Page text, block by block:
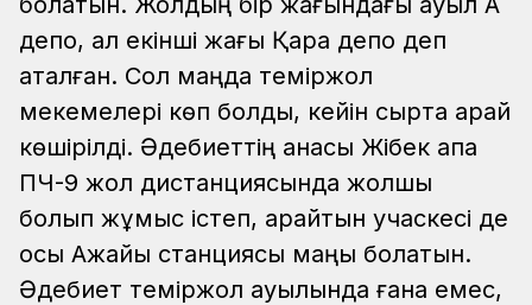
депо, ал екінші жағы Қара депо деп
аталған. Сол маңда теміржол
мекемелері көп болды, кейін сыртқа қарай
көшірілді. Әдебиеттің анасы Жібек апа
ПЧ-9 жол дистанциясында жолшы
болып жұмыс істеп, қарайтын учаскесі де
осы Ақжайық станциясы маңы болатын.
Әдебиет теміржол ауылында ғана емес,